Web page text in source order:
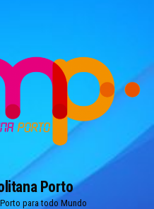
Porto
para todo Mundo